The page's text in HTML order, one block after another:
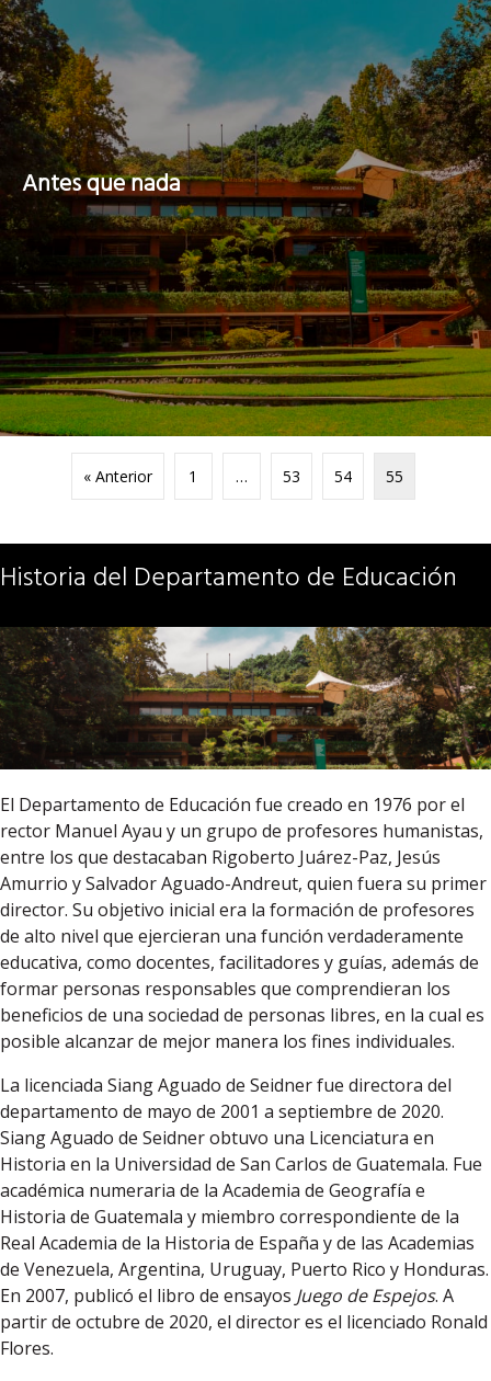
Antes que nada
« Anterior 1 … 53 54 55
Historia del Departamento de Educación
El Departamento de Educación fue creado en 1976 por el
rector Manuel Ayau y un grupo de profesores humanistas,
entre los que destacaban Rigoberto Juárez-Paz, Jesús
Amurrio y Salvador Aguado-Andreut, quien fuera su primer
director. Su objetivo inicial era la formación de profesores
de alto nivel que ejercieran una función verdaderamente
educativa, como docentes, facilitadores y guías, además de
formar personas responsables que comprendieran los
beneficios de una sociedad de personas libres, en la cual es
posible alcanzar de mejor manera los fines individuales.
La licenciada Siang Aguado de Seidner fue directora del
departamento de mayo de 2001 a septiembre de 2020.
Siang Aguado de Seidner obtuvo una Licenciatura en
Historia en la Universidad de San Carlos de Guatemala. Fue
académica numeraria de la Academia de Geografía e
Historia de Guatemala y miembro correspondiente de la
Real Academia de la Historia de España y de las Academias
de Venezuela, Argentina, Uruguay, Puerto Rico y Honduras.
En 2007, publicó el libro de ensayos Juego de Espejos. A
partir de octubre de 2020, el director es el licenciado Ronald
Flores.